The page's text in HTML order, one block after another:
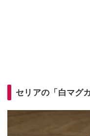
セリアの「白マグ